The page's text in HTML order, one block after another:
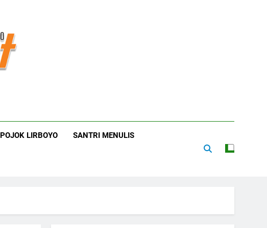
POJOK LIRBOYO SANTRI MENULIS